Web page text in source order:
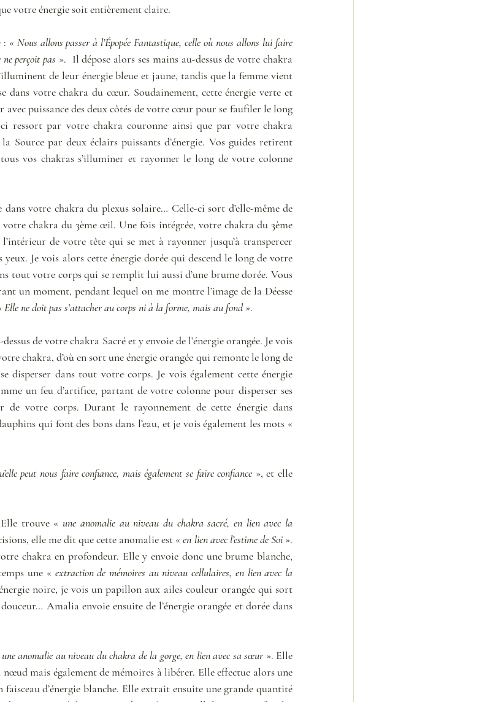
votre énergie soit entièrement claire.
: « Nous allons passer à l’Épopée Fantastique, celle où nous allons lui faire
ne perçoit pas ».  Il dépose alors ses mains au-dessus de votre chakra
de leur énergie bleue et jaune, tandis que la femme vient
dans votre chakra du cœur. Soudainement, cette énergie verte et
puissance des deux côtés de votre cœur pour se faufiler le long
ressort par votre chakra couronne ainsi que par votre chakra
Source par deux éclairs puissants d’énergie. Vos guides retirent
vos chakras s’illuminer et rayonner le long de votre colonne
votre chakra du plexus solaire… Celle-ci sort d’elle-même de
chakra du 3ème œil. Une fois intégrée, votre chakra du 3ème
de votre tête qui se met à rayonner jusqu’à transpercer
Je vois alors cette énergie dorée qui descend le long de votre
tout votre corps qui se remplit lui aussi d’une brume dorée. Vous
un moment, pendant lequel on me montre l’image de la Déesse
Elle ne doit pas s’attacher au corps ni à la forme, mais au fond ».
de votre chakra Sacré et y envoie de l’énergie orangée. Je vois
chakra, d’où en sort une énergie orangée qui remonte le long de
disperser dans tout votre corps. Je vois également cette énergie
un feu d’artifice, partant de votre colonne pour disperser ses
de votre corps. Durant le rayonnement de cette énergie dans
peut nous faire confiance, mais également se faire confiance », et elle
Elle trouve « une anomalie au niveau du chakra sacré, en lien avec la
elle me dit que cette anomalie est « en lien avec l’estime de Soi ».
chakra en profondeur. Elle y envoie donc une brume blanche,
une « extraction de mémoires au niveau cellulaires, en lien avec la
noire, je vois un papillon aux ailes couleur orangée qui sort
Amalia envoie ensuite de l’énergie orangée et dorée dans
une anomalie au niveau du chakra de la gorge, en lien avec sa sœur ». Elle
nœud mais également de mémoires à libérer. Elle effectue alors une
d’énergie blanche. Elle extrait ensuite une grande quantité